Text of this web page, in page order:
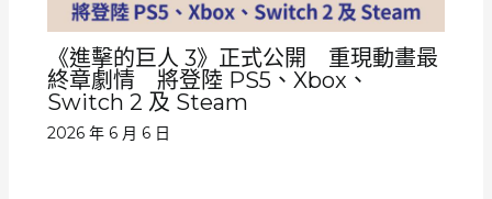
《進擊的巨人 3》正式公開 重現動畫最
終章劇情 將登陸 PS5、Xbox、
Switch 2 及 Steam
2026 年 6 月 6 日